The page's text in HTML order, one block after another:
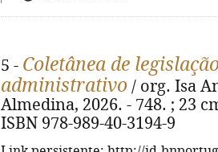
5 - Coletânea de
administrativo / org. Isa
Almedina, 2026. - 748. ; 23
ISBN 978-989-40-3194-9